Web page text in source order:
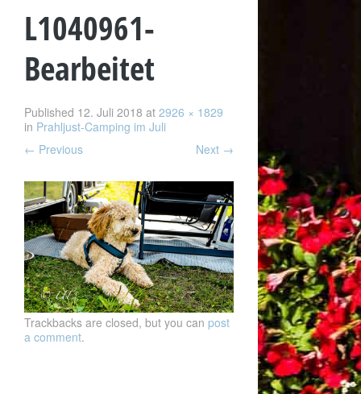
L1040961-
Bearbeitet
Published 12. Juli 2018 at 2926 × 1829
in Prahljust-Camping im Juli
← Previous Next →
Trackbacks are closed, but you can post
a comment.